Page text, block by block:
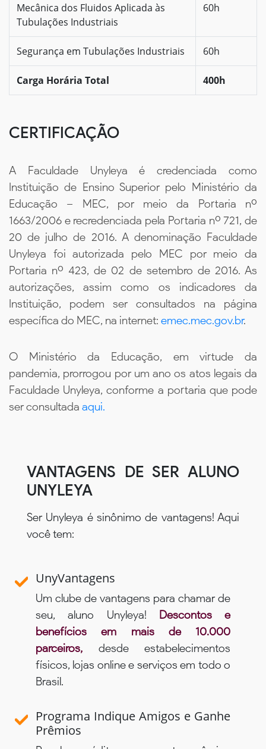
Mecânica dos Fluidos Aplicada às
Tubulações Industriais
60h
Segurança em Tubulações Industriais 60h
Carga Horária Total 400h
CERTIFICAÇÃO
A Faculdade Unyleya é credenciada como
Instituição de Ensino Superior pelo Ministério da
Educação – MEC, por meio da Portaria nº
1663/2006 e recredenciada pela Portaria nº 721, de
20 de julho de 2016. A denominação Faculdade
Unyleya foi autorizada pelo MEC por meio da
Portaria nº 423, de 02 de setembro de 2016. As
autorizações, assim como os indicadores da
Instituição, podem ser consultados na página
específica do MEC, na internet: emec.mec.gov.br.
O Ministério da Educação, em virtude da
pandemia, prorrogou por um ano os atos legais da
Faculdade Unyleya, conforme a portaria que pode
ser consultada aqui.
VANTAGENS DE SER ALUNO
UNYLEYA
Ser Unyleya é sinônimo de vantagens! Aqui
você tem:
UnyVantagens
Um clube de vantagens para chamar de
seu, aluno Unyleya! Descontos e
benefícios em mais de 10.000
parceiros, desde estabelecimentos
físicos, lojas online e serviços em todo o
Brasil.
Programa Indique Amigos e Ganhe
Prêmios